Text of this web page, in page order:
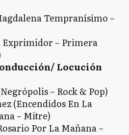
Tempranísimo –
Exprimidor – Primera
Locución
– Rock & Pop)
(Encendidos En La
– Mitre)
Por La Mañana –